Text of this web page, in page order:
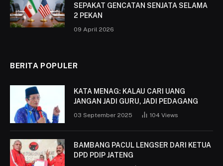
SEPAKAT GENCATAN SENJATA SELAMA
2 PEKAN
09 April 2026
BERITA POPULER
KATA MENAG: KALAU CARI UANG
JANGAN JADI GURU, JADI PEDAGANG
03 September 2025 104 Views
BAMBANG PACUL LENGSER DARI KETUA
DPD PDIP JATENG